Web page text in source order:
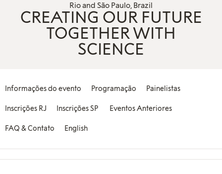
Rio and São Paulo, Brazil
CREATING OUR FUTURE
TOGETHER WITH
SCIENCE
Informações do evento Programação Painelistas
Inscrições RJ Inscrições SP Eventos Anteriores
FAQ & Contato English